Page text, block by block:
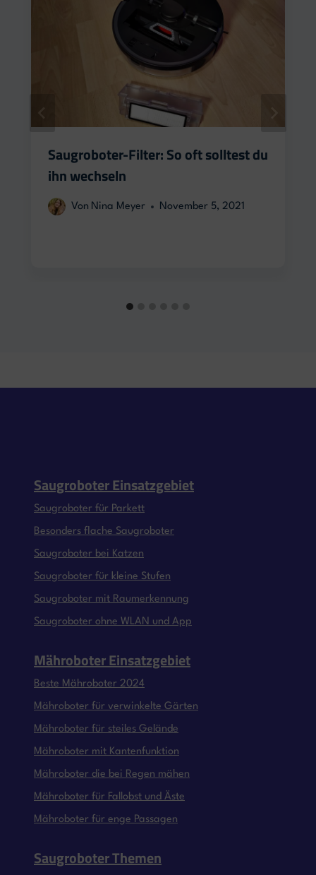
Saugroboter-Filter: So oft solltest du
ihn wechseln
Von Nina Meyer November 5, 2021
Saugroboter Einsatzgebiet
Saugroboter für Parkett
Besonders flache Saugroboter
Saugroboter bei Katzen
Saugroboter für kleine Stufen
Saugroboter mit Raumerkennung
Saugroboter ohne WLAN und App
Mähroboter Einsatzgebiet
Beste Mähroboter 2024
Mähroboter für verwinkelte Gärten
Mähroboter für steiles Gelände
Mähroboter mit Kantenfunktion
Mähroboter die bei Regen mähen
Mähroboter für Fallobst und Äste
Mähroboter für enge Passagen
Saugroboter Themen